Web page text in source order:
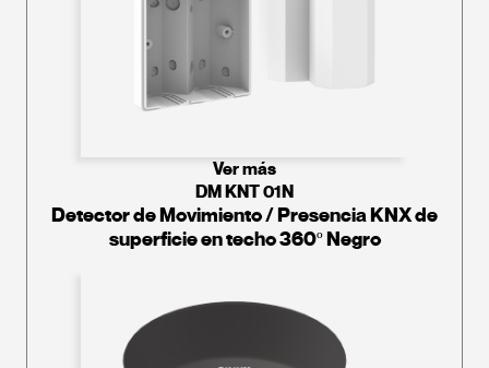
Ver más
DM KNT 01N
Detector de Movimiento / Presencia KNX de
superficie en techo 360º Negro